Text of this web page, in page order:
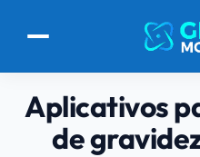
Aplicativos
de